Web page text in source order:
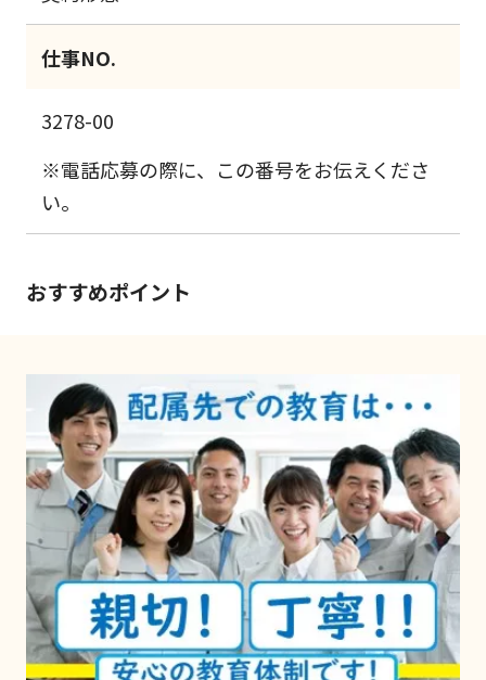
仕事NO.
3278-00
※電話応募の際に、この番号をお伝えくださ
い。
おすすめポイント